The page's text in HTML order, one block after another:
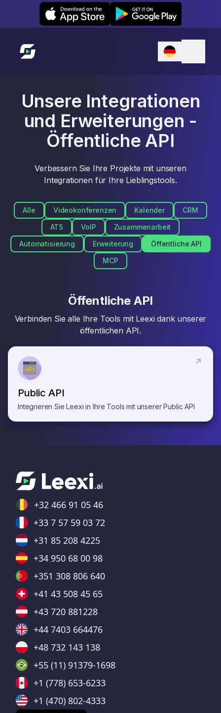
Leexi on iOS Leexi on Android
Link zur Startseite
Unsere Integrationen
und Erweiterungen -
Öffentliche API
Verbessern Sie Ihre Projekte mit unseren
Integrationen für Ihre Lieblingstools.
Alle Videokonferenzen Kalender
CRM
ATS
VoIP
Zusammenarbeit
Automatisierung
Erweiterung
Öffentliche API
MCP
Öffentliche API
Verbinden Sie alle Ihre Tools mit Leexi dank unserer
öffentlichen API.
Public API
Integrieren Sie Leexi in Ihre Tools mit unserer Public API
+32 466 91 05 46
+33 7 57 59 03 72
+31 85 208 4225
+34 950 68 00 98
+351 308 806 640
+41 43 508 45 65
+43 720 881228
+44 7403 664476
+48 732 143 138
+55 (11) 91379-1698
+1 (778) 653-6233
+1 (470) 802-4333